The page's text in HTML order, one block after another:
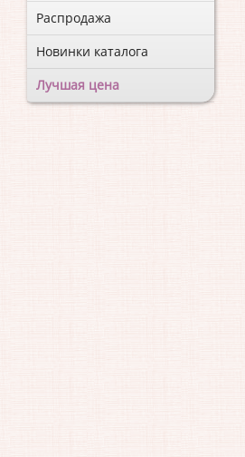
Распродажа
Новинки каталога
Лучшая цена